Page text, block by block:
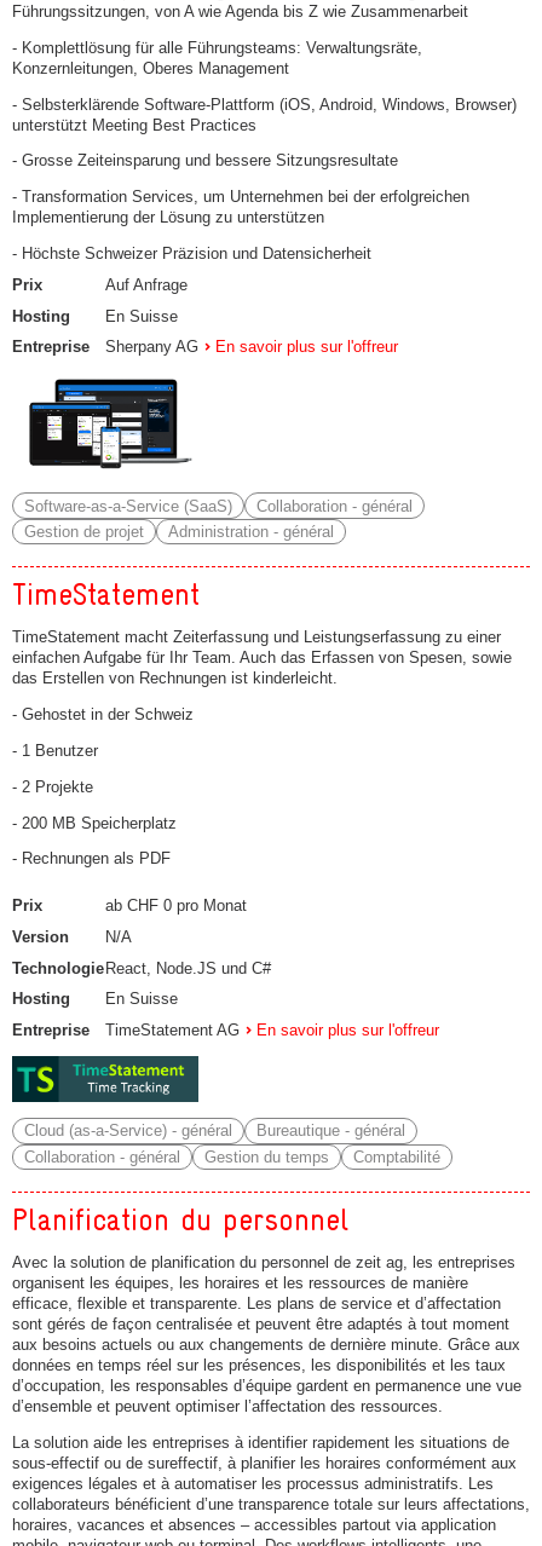
Führungssitzungen, von A wie Agenda bis Z wie Zusammenarbeit
- Komplettlösung für alle Führungsteams: Verwaltungsräte,
Konzernleitungen, Oberes Management
- Selbsterklärende Software-Plattform (iOS, Android, Windows, Browser)
unterstützt Meeting Best Practices
- Grosse Zeiteinsparung und bessere Sitzungsresultate
- Transformation Services, um Unternehmen bei der erfolgreichen
Implementierung der Lösung zu unterstützen
- Höchste Schweizer Präzision und Datensicherheit
Prix
Auf Anfrage
Hosting
En Suisse
Entreprise
Sherpany AG En savoir plus sur l'offreur
Software-as-a-Service (SaaS)
Collaboration - général
Gestion de projet
Administration - général
TimeStatement
TimeStatement macht Zeiterfassung und Leistungserfassung zu einer
einfachen Aufgabe für Ihr Team. Auch das Erfassen von Spesen, sowie
das Erstellen von Rechnungen ist kinderleicht.
- Gehostet in der Schweiz
- 1 Benutzer
- 2 Projekte
- 200 MB Speicherplatz
- Rechnungen als PDF
Prix
ab CHF 0 pro Monat
Version
N/A
TechnologieReact, Node.JS und C#
Hosting
En Suisse
Entreprise
TimeStatement AG En savoir plus sur l'offreur
Cloud (as-a-Service) - général
Bureautique - général
Collaboration - général
Gestion du temps Comptabilité
Planification du personnel
Avec la solution de planification du personnel de zeit ag, les entreprises
organisent les équipes, les horaires et les ressources de manière
efficace, flexible et transparente. Les plans de service et d’affectation
sont gérés de façon centralisée et peuvent être adaptés à tout moment
aux besoins actuels ou aux changements de dernière minute. Grâce aux
données en temps réel sur les présences, les disponibilités et les taux
d’occupation, les responsables d’équipe gardent en permanence une vue
d’ensemble et peuvent optimiser l’affectation des ressources.
La solution aide les entreprises à identifier rapidement les situations de
sous-effectif ou de sureffectif, à planifier les horaires conformément aux
exigences légales et à automatiser les processus administratifs. Les
collaborateurs bénéficient d’une transparence totale sur leurs affectations,
horaires, vacances et absences – accessibles partout via application